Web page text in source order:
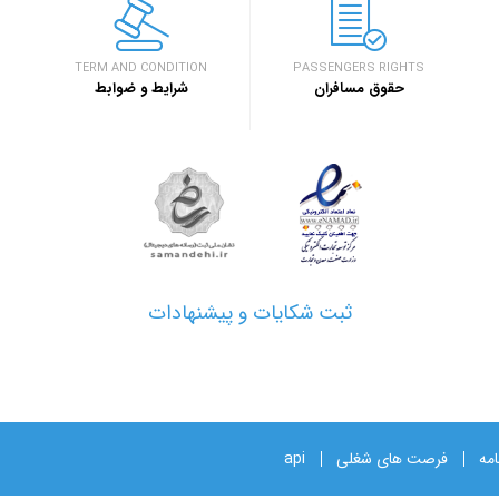
اصفهان برگزار خواهد شد.
خبر
خبر
نحوه دریافت ارز مسافرتی
TERM AND CONDITION
شرایط و ضوابط
PASSENGERS RIGHTS
حقوق مسافران
ثبت شکایات و پیشنهادات
فرصت های شغلی api